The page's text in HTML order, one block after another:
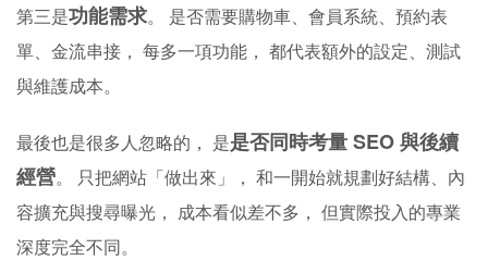
第三是功能需求。 是否需要購物車、會員系統、預約表
單、金流串接， 每多一項功能， 都代表額外的設定、測試
與維護成本。
最後也是很多人忽略的， 是是否同時考量 SEO 與後續
經營。 只把網站「做出來」， 和一開始就規劃好結構、內
容擴充與搜尋曝光， 成本看似差不多， 但實際投入的專業
深度完全不同。